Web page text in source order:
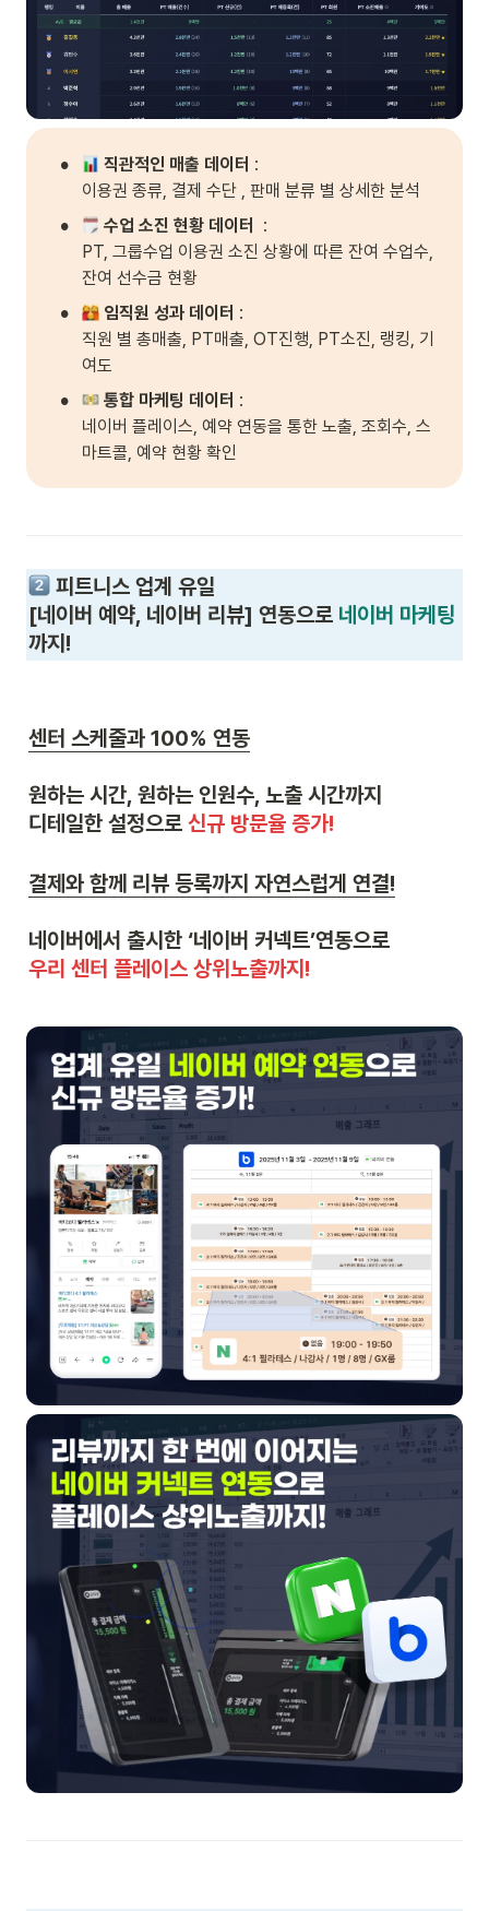
• 직관적인 매출 데이터 :
이용권 종류, 결제 수단 , 판매 분류 별 상세한 분석
• 수업 소진 현황 데이터
:
PT, 그룹수업 이용권 소진 상황에 따른 잔여 수업수,
잔여 선수금 현황
• 임직원 성과 데이터 :
직원 별 총매출, PT매출, OT진행, PT소진, 랭킹, 기
여도
• 통합 마케팅 데이터 :
네이버 플레이스, 예약 연동을 통한 노출, 조회수, 스
마트콜, 예약 현황 확인
피트니스 업계 유일
[네이버 예약, 네이버 리뷰] 연동으로 네이버 마케팅
까지!
센터 스케줄과 100% 연동
원하는 시간, 원하는 인원수, 노출 시간까지
디테일한 설정으로 신규 방문율 증가!
결제와 함께 리뷰 등록까지 자연스럽게 연결!
우리 센터 플레이스 상위노출까지!